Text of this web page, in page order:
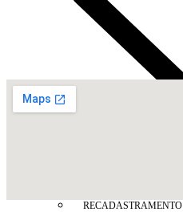
RECADASTRAMENTO